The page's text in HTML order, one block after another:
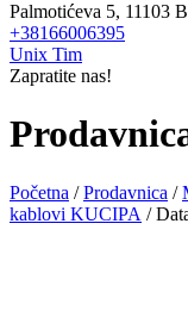
Palmotićeva 5, 11103
+38166006395
Unix Tim
Zapratite nas!
Početna /Prodavnica /
kablovi KUCIPA /